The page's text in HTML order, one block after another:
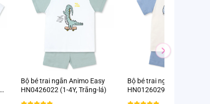
Bộ bé trai ngắn Animo Easy
HN0426022 (1-4Y, Trắng-lá)
Bộ bé trai ngắn Animo
HN0126029 (1-4Y, Kem-